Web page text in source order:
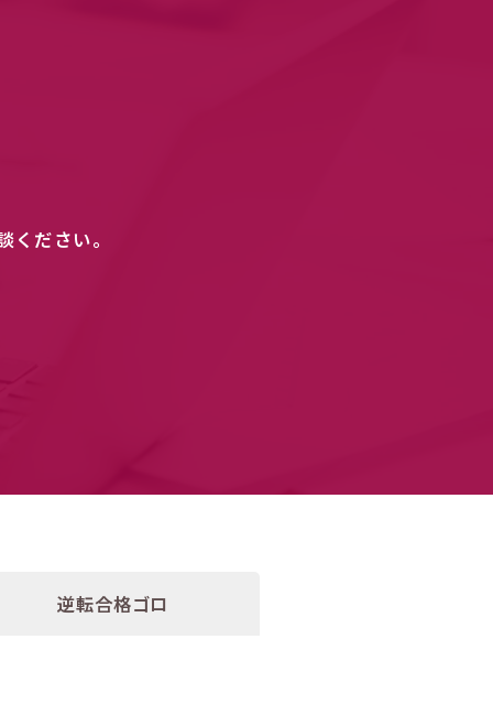
ださい。
逆転合格ゴロ